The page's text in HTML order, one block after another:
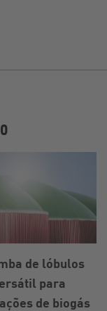
de lóbulos
para
de biogás